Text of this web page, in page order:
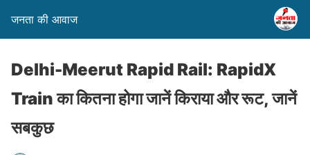
जनता की आवाज
Delhi-Meerut Rapid Rail: RapidX
Train का कितना होगा जानें किराया और रूट, जानें
सबकुछ